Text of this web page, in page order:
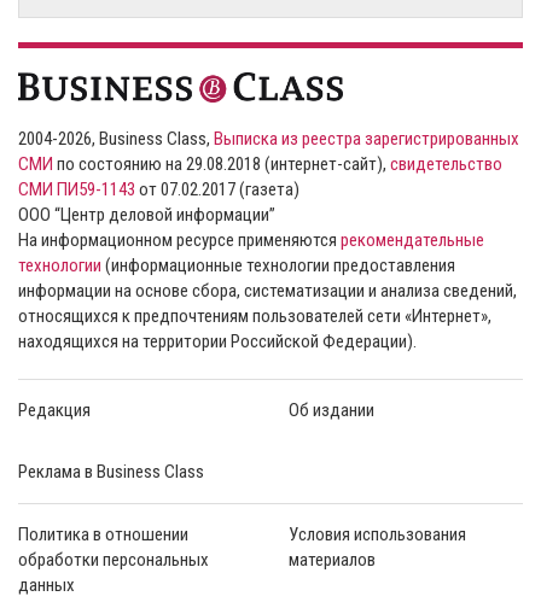
2004-2026, Business Class, Выписка из реестра зарегистрированных
СМИ по состоянию на 29.08.2018 (интернет-сайт), свидетельство
СМИ ПИ59-1143 от 07.02.2017 (газета)
ООО “Центр деловой информации”
На информационном ресурсе применяются рекомендательные
технологии (информационные технологии предоставления
информации на основе сбора, систематизации и анализа сведений,
относящихся к предпочтениям пользователей сети «Интернет»,
находящихся на территории Российской Федерации).
Редакция Об издании
Реклама в Business Class
Политика в отношении
обработки персональных
данных
Условия использования
материалов